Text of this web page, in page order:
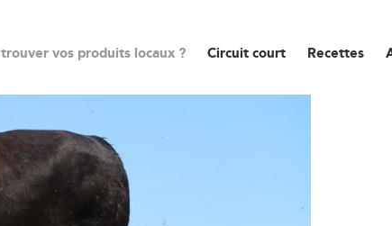
vos produits locaux ? Circuit court Recettes